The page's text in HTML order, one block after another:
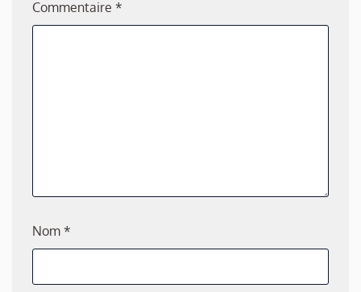
Commentaire *
Nom *